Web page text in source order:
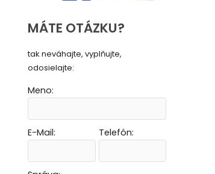
MÁTE OTÁZKU?
tak neváhajte, vyplňujte,
odosielajte:
Meno:
E-Mail:
Telefón: